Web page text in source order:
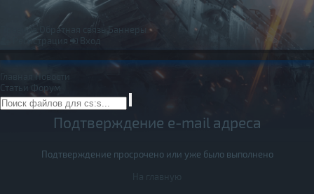
Обратная связь
Баннеры
Регистрация
Вход
Главная
Новости
Статьи Форум
Подтверждение e-mail адреса
Подтверждение просрочено или уже было выполнено